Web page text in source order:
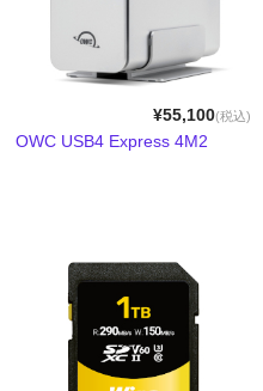
¥55,100(税込)
OWC USB4 Express 4M2